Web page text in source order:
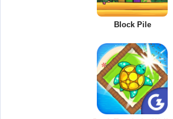
Block Pile